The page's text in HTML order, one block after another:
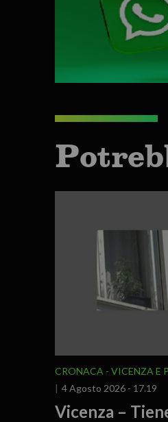
CRONACA
VICENZA E
4 Agosto 2026 - 17.19
Vicenza –